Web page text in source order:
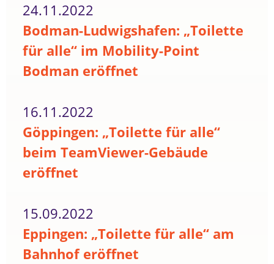
24.11.2022
Bodman-Ludwigshafen: „Toilette
für alle“ im Mobility-Point
Bodman eröffnet
16.11.2022
Göppingen: „Toilette für alle“
beim TeamViewer-Gebäude
eröffnet
15.09.2022
Eppingen: „Toilette für alle“ am
Bahnhof eröffnet